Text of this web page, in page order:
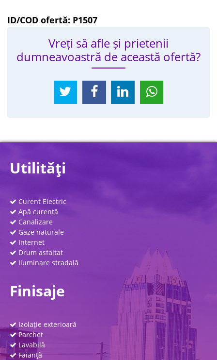
ID/COD ofertă: P1507
Vreți să afle și prietenii
dumneavoastră de această ofertă?
Utilităţi
Curent Electric
Apă curentă
Canalizare
Gaze naturale
Internet
Drum asfaltat
Iluminare stradală
Finisaje
Izolaţie exterioară
Parchet
Lavabilă
Faianţă